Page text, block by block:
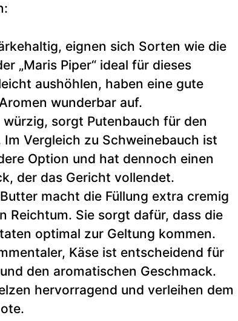
eignen sich Sorten wie die
„Maris Piper“ ideal für dieses
aushöhlen, haben eine gute
wunderbar auf.
sorgt Putenbauch für den
Vergleich zu Schweinebauch ist
Option und hat dennoch einen
der das Gericht vollendet.
macht die Füllung extra cremig
Reichtum. Sie sorgt dafür, dass die
optimal zur Geltung kommen.
Käse ist entscheidend für
den aromatischen Geschmack.
hervorragend und verleihen dem